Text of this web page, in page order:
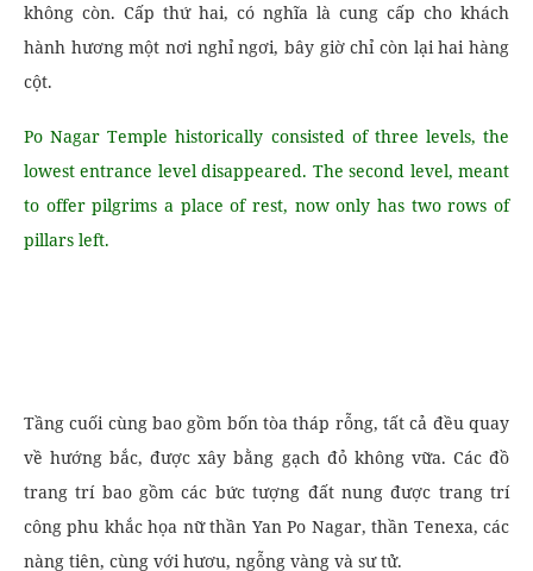
không còn. Cấp thứ hai, có nghĩa là cung cấp cho khách
hành hương một nơi nghỉ ngơi, bây giờ chỉ còn lại hai hàng
cột.
Po Nagar Temple historically consisted of three levels, the
lowest entrance level disappeared. The second level, meant
to offer pilgrims a place of rest, now only has two rows of
pillars left.
Tầng cuối cùng bao gồm bốn tòa tháp rỗng, tất cả đều quay
về hướng bắc, được xây bằng gạch đỏ không vữa. Các đồ
trang trí bao gồm các bức tượng đất nung được trang trí
công phu khắc họa nữ thần Yan Po Nagar, thần Tenexa, các
nàng tiên, cùng với hươu, ngỗng vàng và sư tử.